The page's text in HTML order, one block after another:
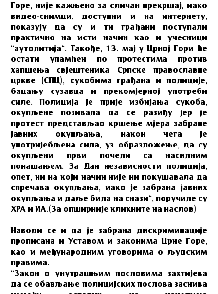
Горе, није кажњено за сличан прекршај, иако
видео-снимци, доступни и на интернету,
показују да су и ти грађани поступали
практично на исти начин као и учесници
“аутолитија”. Такође, 13. мај у Црној Гори ће
остати упамћен по протестима против
хапшења свјештеника Српске православне
цркве (СПЦ), сукобима грађана и полиције,
бацању сузавца и прекомјерној употреби
силе. Полиција је прије избијања сукоба,
окупљене позивала да се разиђу јер је
протест представљао кршење мјера забране
јавних окупљања, након чега је
употријебљена сила, уз образложење, да су
окупљени први почели са насилним
понашањем. За Дан независности полиција,
опет, ни на који начин није ни покушавала да
спречава окупљања, иако је забрана јавних
окупљања и даље била на снази”, поручиле су
ХРА и ИА.(За опширније кликните на наслов)
Наводи се и да је забрана дискриминације
прописана и Уставом и законима Црне Горе,
као и међународним уговорима о људским
правима.
“Закон о унутрашњим пословима захтијева
да се обављање полицијских послова заснива